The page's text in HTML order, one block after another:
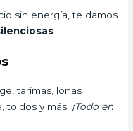
sin energía, te damos
tarimas, lonas
toldos y más. ¡Todo en